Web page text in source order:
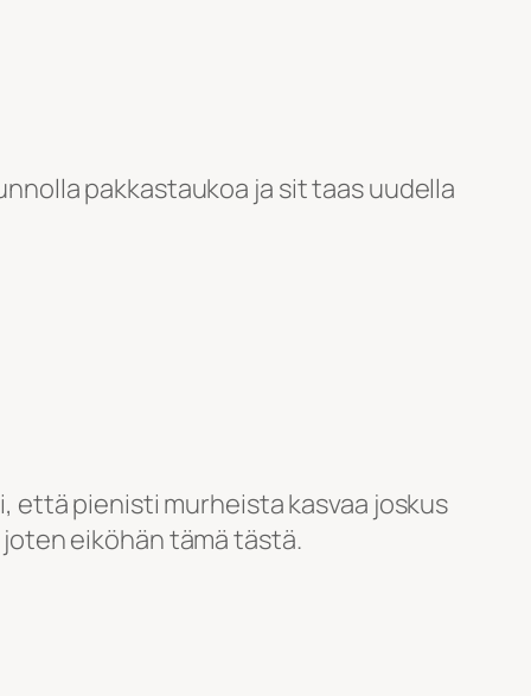
pakkastaukoa ja sit taas uudella
että pienisti murheista kasvaa joskus
eiköhän tämä tästä.